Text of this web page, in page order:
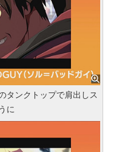
タンクトップで肩出しス
に